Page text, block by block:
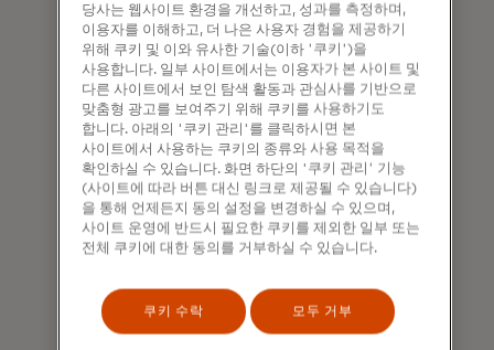
당사는 웹사이트 환경을 개선하고, 성과를 측정하며,
이용자를 이해하고, 더 나은 사용자 경험을 제공하기
위해 쿠키 및 이와 유사한 기술(이하 '쿠키')을
사용합니다. 일부 사이트에서는 이용자가 본 사이트 및
다른 사이트에서 보인 탐색 활동과 관심사를 기반으로
맞춤형 광고를 보여주기 위해 쿠키를 사용하기도
합니다. 아래의 '쿠키 관리'를 클릭하시면 본
사이트에서 사용하는 쿠키의 종류와 사용 목적을
확인하실 수 있습니다. 화면 하단의 '쿠키 관리' 기능
(사이트에 따라 버튼 대신 링크로 제공될 수 있습니다)
을 통해 언제든지 동의 설정을 변경하실 수 있으며,
사이트 운영에 반드시 필요한 쿠키를 제외한 일부 또는
전체 쿠키에 대한 동의를 거부하실 수 있습니다.
쿠키 수락 모두 거부